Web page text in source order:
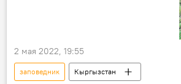
2 мая 2022, 19:55
заповедник
Кыргызстан